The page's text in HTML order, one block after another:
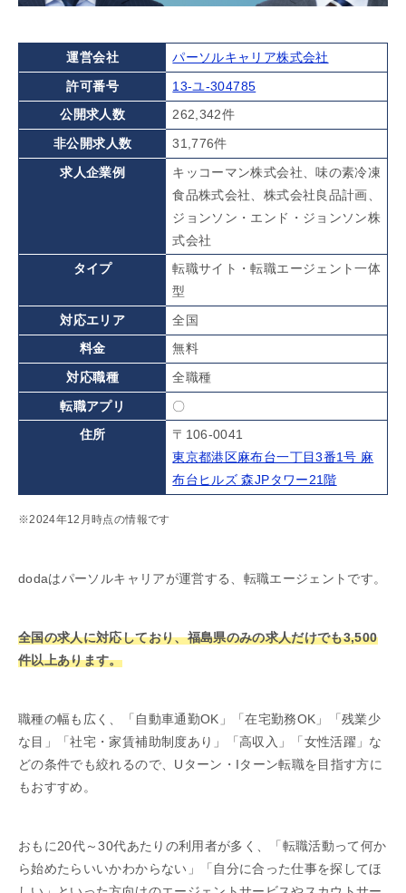
運営会社
パーソルキャリア株式会社
許可番号
13-ユ-304785
公開求人数
262,342件
非公開求人数
31,776件
求人企業例
キッコーマン株式会社、味の素冷凍
食品株式会社、株式会社良品計画、
ジョンソン・エンド・ジョンソン株
式会社
タイプ
転職サイト・転職エージェント一体
型
対応エリア
全国
料金
無料
対応職種
全職種
転職アプリ
〇
住所
〒106-0041
東京都港区麻布台一丁目3番1号 麻
布台ヒルズ 森JPタワー21階
※2024年12月時点の情報です
dodaはパーソルキャリアが運営する、転職エージェントです。
全国の求人に対応しており、福島県のみの求人だけでも3,500
件以上あります。
職種の幅も広く、「自動車通勤OK」「在宅勤務OK」「残業少
な目」「社宅・家賃補助制度あり」「高収入」「女性活躍」な
どの条件でも絞れるので、Uターン・Iターン転職を目指す方に
もおすすめ。
おもに20代～30代あたりの利用者が多く、「転職活動って何か
ら始めたらいいかわからない」「自分に合った仕事を探してほ